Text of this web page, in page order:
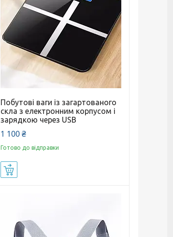
Побутові ваги із загартованого
скла з електронним корпусом і
зарядкою через USB
1 100 ₴
Готово до відправки